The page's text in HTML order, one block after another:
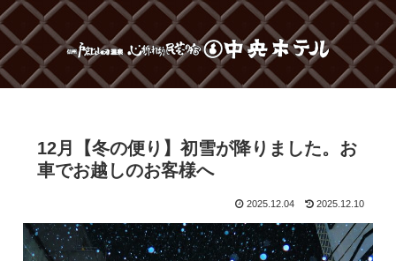
12月【冬の便り】初雪が降りました。お
車でお越しのお客様へ
2025.12.04 2025.12.10